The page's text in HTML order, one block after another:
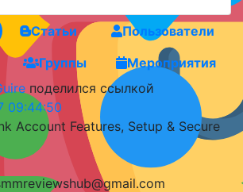
Статьи
Пользователи
Группы
Мероприятия
поделился ссылкой
09:44:50
Account Features, Setup & Secure